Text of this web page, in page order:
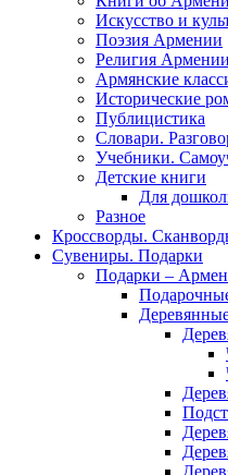
Иcкусство и
Поэзия Армении
Религия Армении
Армянские
Исторические
Публицистика
Словари.
Учебники.
Детские книги
Для
Разное
Кроссворды.
Сувениры. Подарки
Подарки –